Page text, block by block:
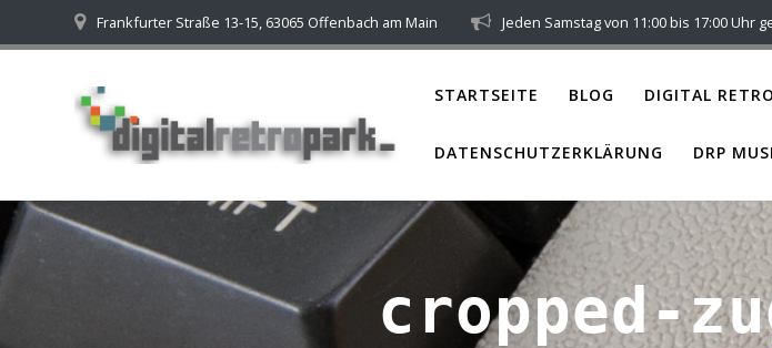
to
Frankfurter Straße 13-15, 63065 Offenbach am Main Jeden Samstag von 11:00 bis 17:00 Uhr
STARTSEITE BLOG DIGITAL
DATENSCHUTZERKLÄRUNG DRP
cropped-